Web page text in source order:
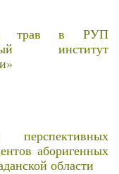
трав в РУП
институт
перспективных
аборигенных
области